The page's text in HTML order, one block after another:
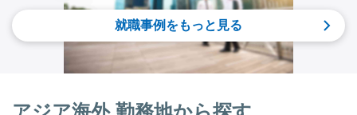
就職事例をもっと見る